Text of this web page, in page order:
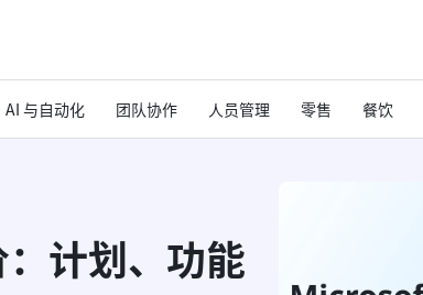
AI 与自动化 团队协作 人员管理 零售 餐饮
计划、功能